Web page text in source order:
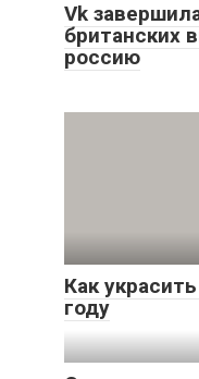
Vk
британских
россию
Как
году